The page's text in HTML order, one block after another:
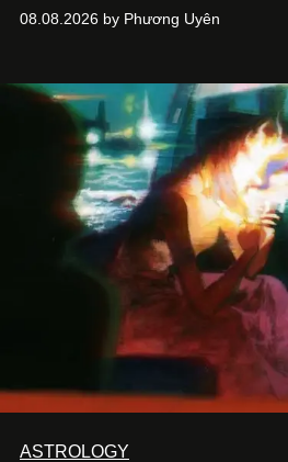
Kitchen Bar và SALEM tại TP.HCM.
08.08.2026 by Phương Uyên
ASTROLOGY